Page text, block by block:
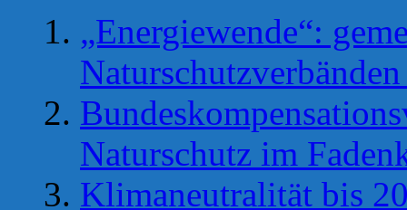
„Energiewende“:
Naturschutz im
Klimaneutralität bis